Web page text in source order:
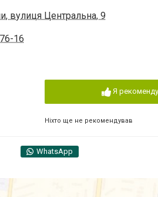
вулиця Центральна, 9
16
Я
Ніхто ще не рекомендував
WhatsApp